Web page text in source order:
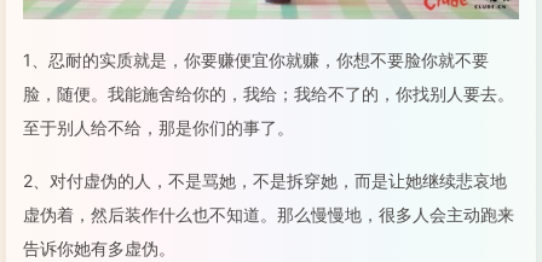
1、忍耐的实质就是，你要赚便宜你就赚，你想不要脸你就不要
脸，随便。我能施舍给你的，我给；我给不了的，你找别人要去。
至于别人给不给，那是你们的事了。
2、对付虚伪的人，不是骂她，不是拆穿她，而是让她继续悲哀地
虚伪着，然后装作什么也不知道。那么慢慢地，很多人会主动跑来
告诉你她有多虚伪。